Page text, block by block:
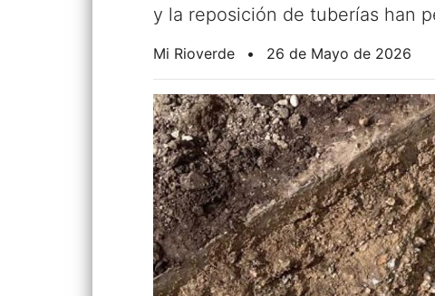
y la reposición de tuberías han
Mi Rioverde • 26 de Mayo de 2026